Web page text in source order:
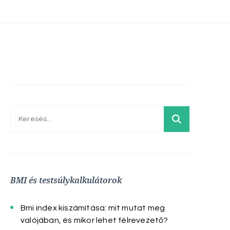
Keresés:
BMI és testsúlykalkulátorok
Bmi index kiszámítása: mit mutat meg
valójában, és mikor lehet félrevezető?